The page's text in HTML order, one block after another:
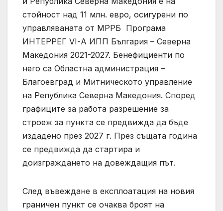
стойност над 11 млн. евро, осигурени по
управляваната от МРРБ Програма
ИНТЕРРЕГ VІ-А ИПП България – Северна
Македония 2021-2027. Бенефициенти по
него са Областна администрация –
Благоевград и Митническото управление
на Република Северна Македония. Според
графиците за работа разрешение за
строеж за пункта се предвижда да бъде
издадено през 2027 г. През същата година
се предвижда да стартира и
доизграждането на довеждащия път.
След въвеждане в експлоатация на новия
граничен пункт се очаква броят на